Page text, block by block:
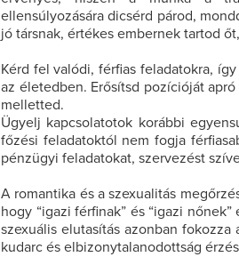
ellensúlyozására dicsérd párod,
jó társnak, értékes embernek tartod
Kérd fel valódi, férfias feladatokra,
az életedben. Erősítsd pozícióját
melletted.
Ügyelj kapcsolatotok korábbi
főzési feladatoktól nem fogja
pénzügyi feladatokat, szervezést
A romantika és a szexualitás
hogy “igazi férfinak” és “igazi
szexuális elutasítás azonban
kudarc és elbizonytalanodottság